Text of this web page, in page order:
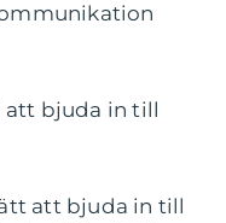
att bjuda in till
att bjuda in till